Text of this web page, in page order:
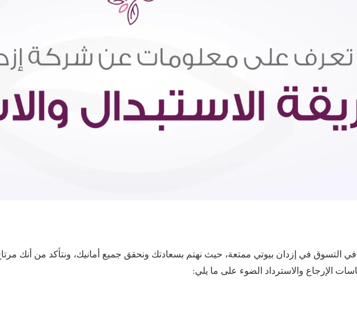
في إزدان بيوتي ممتعة، حيث نهتم بسعادتك ونحقق جميع أمانيك، ونتأكد من أنك مرتاح.
الإرجاع والاسترداد الضوء على ما يلي: